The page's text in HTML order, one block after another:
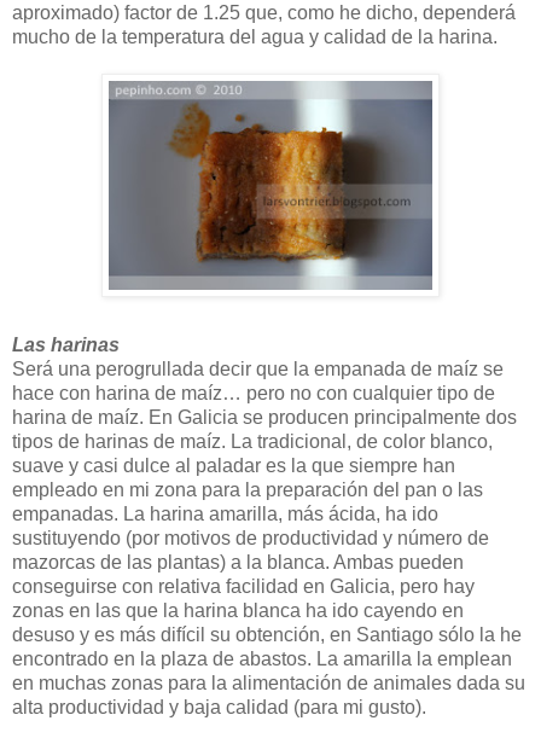
aproximado) factor de 1.25 que, como he dicho, dependerá
mucho de la temperatura del agua y calidad de la harina.
Las harinas
Será una perogrullada decir que la empanada de maíz se
hace con harina de maíz… pero no con cualquier tipo de
harina de maíz. En Galicia se producen principalmente dos
tipos de harinas de maíz. La tradicional, de color blanco,
suave y casi dulce al paladar es la que siempre han
empleado en mi zona para la preparación del pan o las
empanadas. La harina amarilla, más ácida, ha ido
sustituyendo (por motivos de productividad y número de
mazorcas de las plantas) a la blanca. Ambas pueden
conseguirse con relativa facilidad en Galicia, pero hay
zonas en las que la harina blanca ha ido cayendo en
desuso y es más difícil su obtención, en Santiago sólo la he
encontrado en la plaza de abastos. La amarilla la emplean
en muchas zonas para la alimentación de animales dada su
alta productividad y baja calidad (para mi gusto).